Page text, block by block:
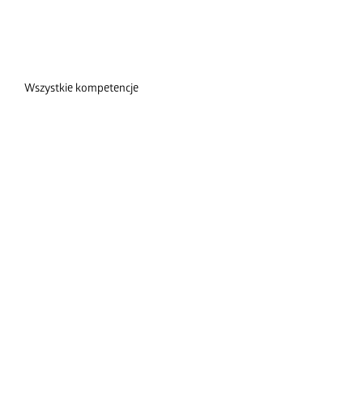
Wszystkie kompetencje